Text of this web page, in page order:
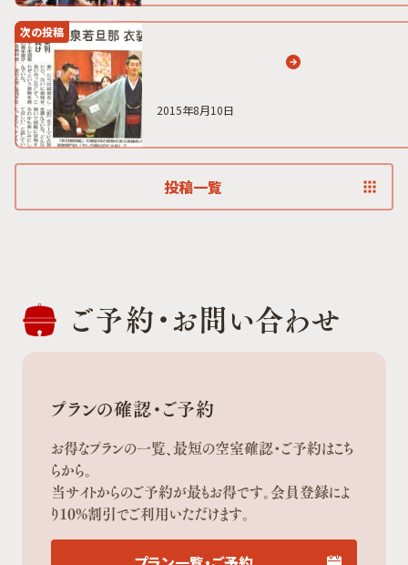
次の投稿
2015年8月10日
投稿一覧
ご予約・お問い合わせ
プランの確認・ご予約
お得なプランの一覧、最短の空室確認・ご予約はこち
らから。
当サイトからのご予約が最もお得です。会員登録によ
り10%割引でご利用いただけます。